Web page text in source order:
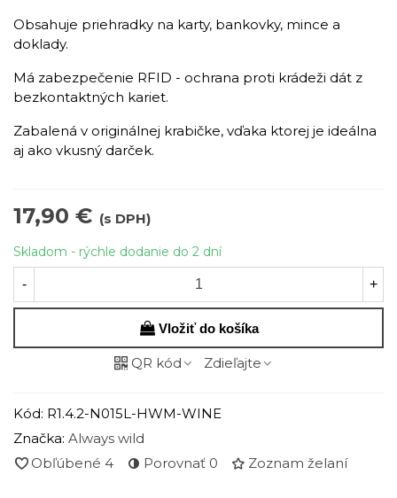
Obsahuje priehradky na karty, bankovky, mince a
doklady.
Má zabezpečenie RFID - ochrana proti krádeži dát z
bezkontaktných kariet.
Zabalená v originálnej krabičke, vďaka ktorej je ideálna
aj ako vkusný darček.
17,90 € (s DPH)
Skladom - rýchle dodanie do 2 dní
- +
Vložiť do košíka
QR kód Zdieľajte
Kód: R1.4.2-N015L-HWM-WINE
Značka: Always wild
Obľúbené 4 Porovnať 0 Zoznam želaní